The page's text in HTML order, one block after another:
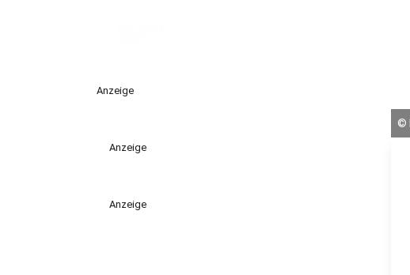
Anzeige
Anzeige
Anzeige
©